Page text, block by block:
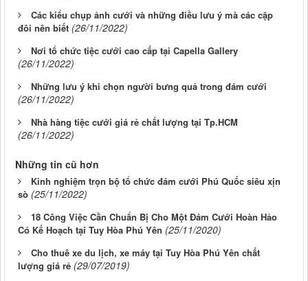
Các kiểu chụp ảnh cưới và những điều lưu ý mà các cặp
đôi nên biết (26/11/2022)
Nơi tổ chức tiệc cưới cao cấp tại Capella Gallery
(26/11/2022)
Những lưu ý khi chọn người bưng quả trong đám cưới
(26/11/2022)
Nhà hàng tiệc cưới giá rẻ chất lượng tại Tp.HCM
(26/11/2022)
Những tin cũ hơn
Kinh nghiệm trọn bộ tổ chức đám cưới Phú Quốc siêu xịn
sò (25/11/2022)
18 Công Việc Cần Chuẩn Bị Cho Một Đám Cưới Hoàn Hảo
Có Kế Hoạch tại Tuy Hòa Phú Yên (25/11/2020)
Cho thuê xe du lịch, xe máy tại Tuy Hòa Phú Yên chất
lượng giá rẻ (29/07/2019)